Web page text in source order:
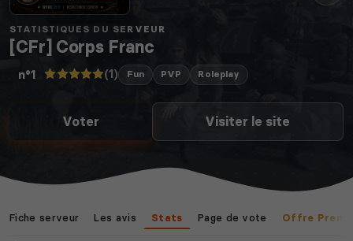
STATISTIQUES DU SERVEUR
[CFr] Corps Franc
n°1 (1) Fun PVP Roleplay
Voter Visiter le site
Fiche serveur Les avis Stats Page de vote Offre